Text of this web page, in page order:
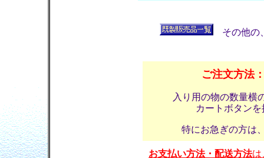
その他の
ご注文方法
入り用の物の数量横
カートボタン
特にお急ぎの方は
お支払い方法・配送方法は